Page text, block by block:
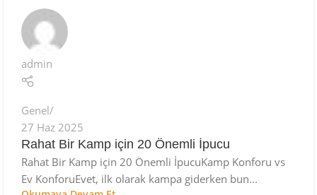
admin
Genel
27 Haz 2025
Rahat Bir Kamp için 20 Önemli İpucu
Rahat Bir Kamp için 20 Önemli İpucuKamp Konforu vs
Ev KonforuEvet, ilk olarak kampa giderken bun...